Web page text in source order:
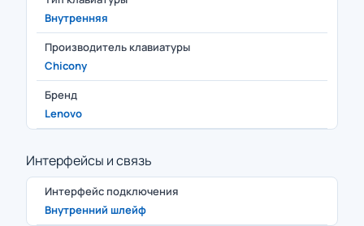
Внутренняя
Производитель клавиатуры
Chicony
Бренд
Lenovo
Интерфейсы и связь
Интерфейс подключения
Внутренний шлейф